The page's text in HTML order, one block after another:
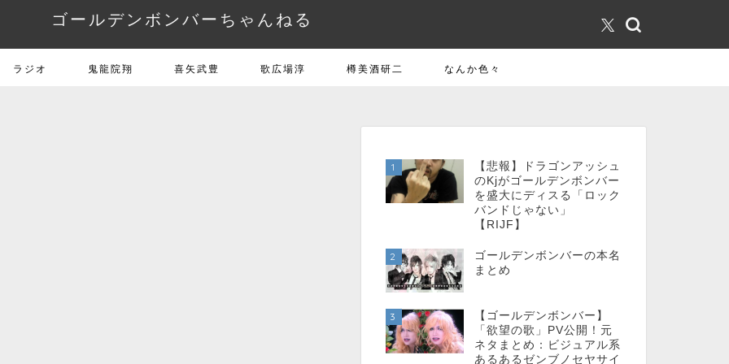
ゴールデンボンバーちゃんねる
ラジオ 鬼龍院翔 喜矢武豊 歌広場淳 樽美酒研二 なんか色々
1
【悲報】ドラゴンアッシュ
のKjがゴールデンボンバー
を盛大にディスる「ロック
バンドじゃない」
【RIJF】
2
ゴールデンボンバーの本名
まとめ
3
【ゴールデンボンバー】
「欲望の歌」PV公開！元
ネタまとめ：ビジュアル系
あるあるゼンブノセヤサイ